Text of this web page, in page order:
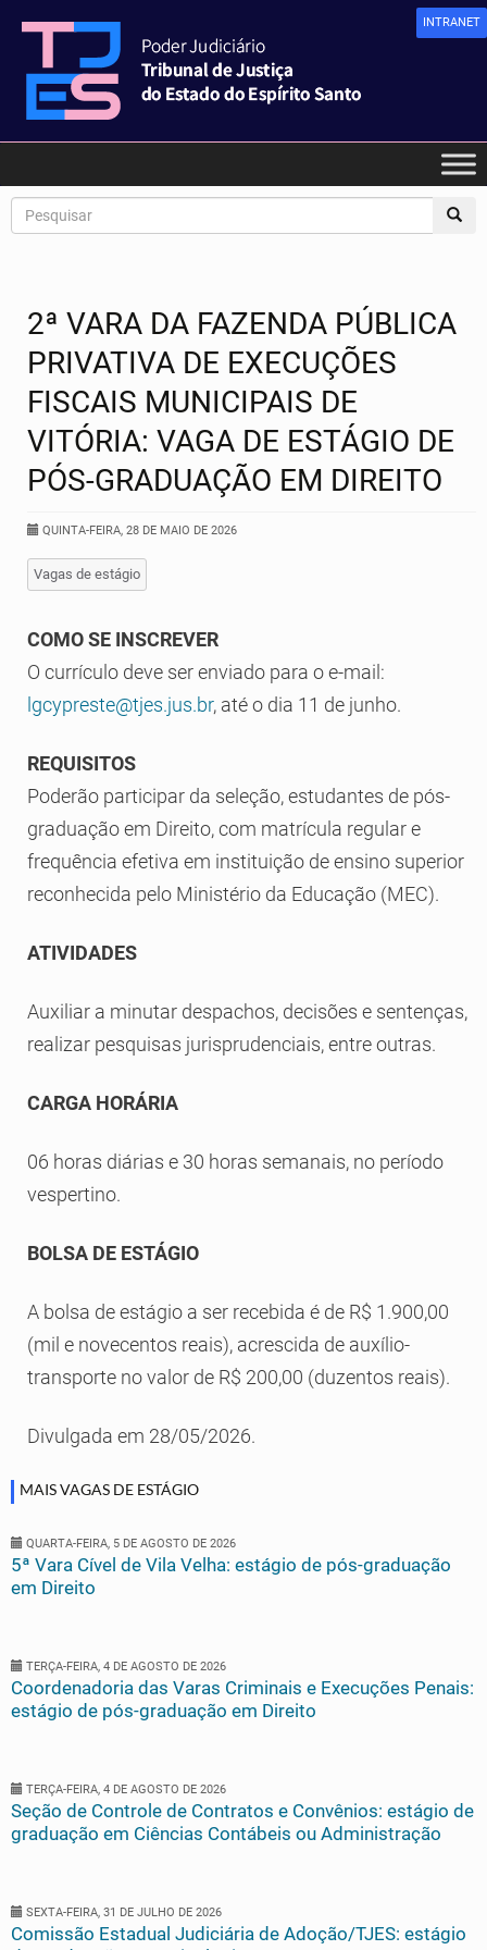
INTRANET
2ª VARA DA FAZENDA PÚBLICA
PRIVATIVA DE EXECUÇÕES
FISCAIS MUNICIPAIS DE
VITÓRIA: VAGA DE ESTÁGIO DE
PÓS-GRADUAÇÃO EM DIREITO
QUINTA-FEIRA, 28 DE MAIO DE 2026
Vagas de estágio
COMO SE INSCREVER
O currículo deve ser enviado para o e-mail:
lgcypreste@tjes.jus.br, até o dia 11 de junho.
REQUISITOS
Poderão participar da seleção, estudantes de pós-
graduação em Direito, com matrícula regular e
frequência efetiva em instituição de ensino superior
reconhecida pelo Ministério da Educação (MEC).
ATIVIDADES
Auxiliar a minutar despachos, decisões e sentenças,
realizar pesquisas jurisprudenciais, entre outras.
CARGA HORÁRIA
06 horas diárias e 30 horas semanais, no período
vespertino.
BOLSA DE ESTÁGIO
A bolsa de estágio a ser recebida é de R$ 1.900,00
(mil e novecentos reais), acrescida de auxílio-
transporte no valor de R$ 200,00 (duzentos reais).
Divulgada em 28/05/2026.
MAIS VAGAS DE ESTÁGIO
QUARTA-FEIRA, 5 DE AGOSTO DE 2026
5ª Vara Cível de Vila Velha: estágio de pós-graduação
em Direito
TERÇA-FEIRA, 4 DE AGOSTO DE 2026
Coordenadoria das Varas Criminais e Execuções Penais:
estágio de pós-graduação em Direito
TERÇA-FEIRA, 4 DE AGOSTO DE 2026
Seção de Controle de Contratos e Convênios: estágio de
graduação em Ciências Contábeis ou Administração
SEXTA-FEIRA, 31 DE JULHO DE 2026
Comissão Estadual Judiciária de Adoção/TJES: estágio